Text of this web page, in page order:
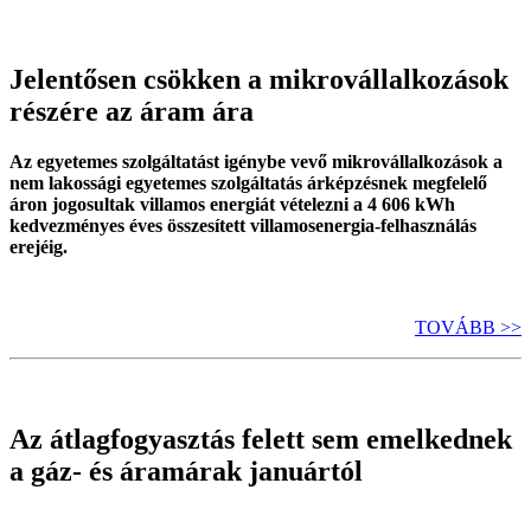
Jelentősen csökken a mikrovállalkozások
részére az áram ára
Az egyetemes szolgáltatást igénybe vevő mikrovállalkozások a
nem lakossági egyetemes szolgáltatás árképzésnek megfelelő
áron jogosultak villamos energiát vételezni a 4 606 kWh
kedvezményes éves összesített villamosenergia-felhasználás
erejéig.
TOVÁBB >>
Az átlagfogyasztás felett sem emelkednek
a gáz- és áramárak januártól